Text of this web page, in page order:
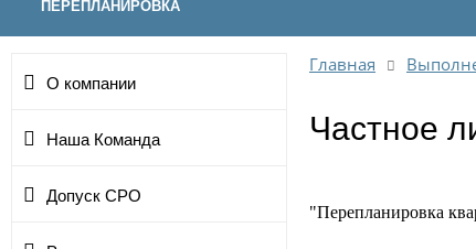
ПЕРЕПЛАНИРОВКА
О компании
Наша Команда
Допуск СРО
Главная
Частное
"Перепланировка